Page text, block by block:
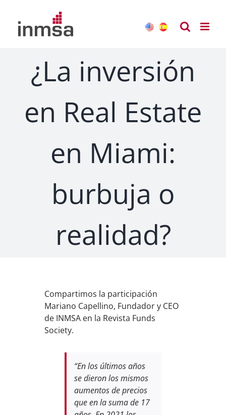
contenido
¿La inversión
en Real Estate
en Miami:
burbuja o
realidad?
Compartimos la participación
Mariano Capellino, Fundador y CEO
de INMSA en la Revista Funds
Society.
“En los últimos años
se dieron los mismos
aumentos de precios
que en la suma de 17